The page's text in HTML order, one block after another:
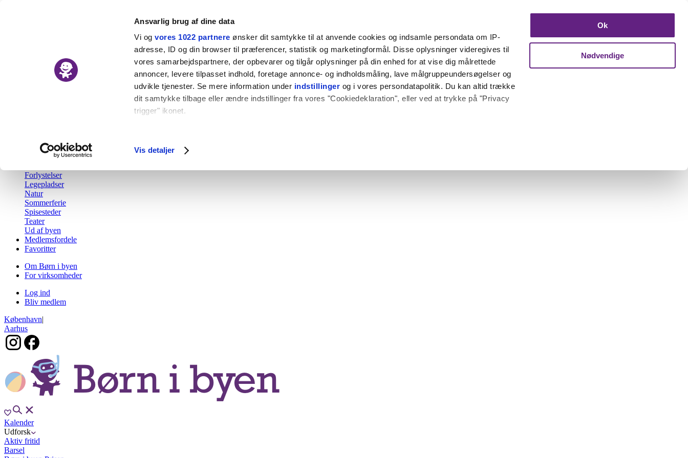
Ansvarlig brug af dine data
Vi ogvores 1022 partnere ønsker dit samtykke til at anvende cookies og indsamle persondata om IP-
adresse, ID og din browser til præferencer, statistik og marketingformål. Disse oplysninger videregives til
vores samarbejdspartnere, der opbevarer og tilgår oplysninger på din enhed for at vise dig målrettede
annoncer, levere tilpasset indhold, foretage annonce- og indholdsmåling, lave målgruppeundersøgelser og
udvikle tjenester. Se mere information under indstillinger og i vores persondatapolitik. Du kan altid trække
dit samtykke tilbage eller ændre indstillinger fra vores "Cookiedeklaration", eller ved at trykke på "Privacy
trigger" ikonet.
Indsamle præcise oplysninger om din placering, der kan være nøjagtig inden for få meter
Vis detaljer
Ok
Nødvendige
Børn i byen Prisen
Børnefødselsdag
Forlystelser
Legepladser
Natur
Sommerferie
Spisesteder
Teater
Ud af byen
Medlemsfordele
Favoritter
Om Børn i byen
For virksomheder
Log ind
Bliv medlem
København|
Aarhus
Kalender
Udforsk
Aktiv fritid
Barsel